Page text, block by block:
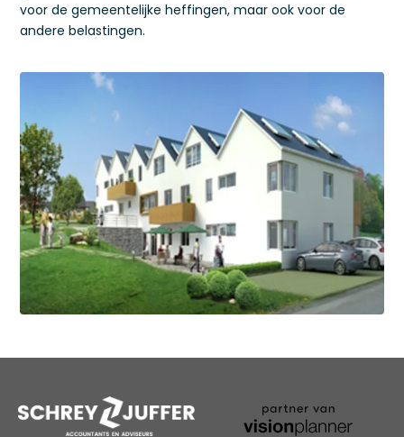
voor de gemeentelijke heffingen, maar ook voor de
andere belastingen.